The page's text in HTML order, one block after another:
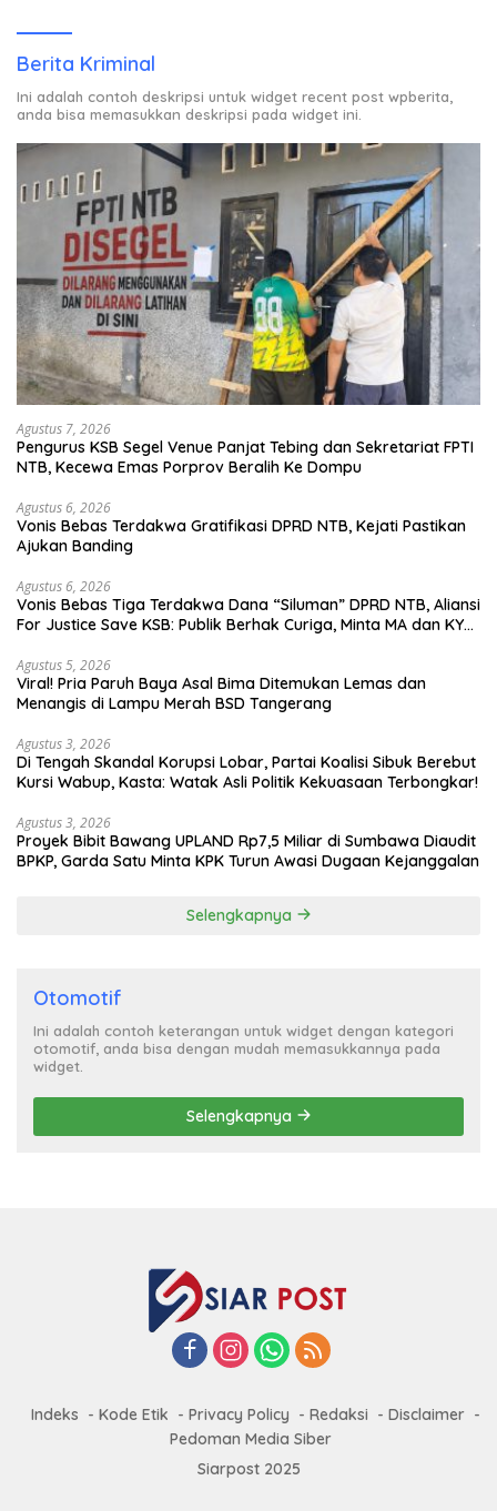
Berita Kriminal
Ini adalah contoh deskripsi untuk widget recent post wpberita,
anda bisa memasukkan deskripsi pada widget ini.
Agustus 7, 2026
Pengurus KSB Segel Venue Panjat Tebing dan Sekretariat FPTI
NTB, Kecewa Emas Porprov Beralih Ke Dompu
Agustus 6, 2026
Vonis Bebas Terdakwa Gratifikasi DPRD NTB, Kejati Pastikan
Ajukan Banding
Agustus 6, 2026
Vonis Bebas Tiga Terdakwa Dana “Siluman” DPRD NTB, Aliansi
For Justice Save KSB: Publik Berhak Curiga, Minta MA dan KY
Agustus 5, 2026
Viral! Pria Paruh Baya Asal Bima Ditemukan Lemas dan
Menangis di Lampu Merah BSD Tangerang
Agustus 3, 2026
Di Tengah Skandal Korupsi Lobar, Partai Koalisi Sibuk Berebut
Kursi Wabup, Kasta: Watak Asli Politik Kekuasaan Terbongkar!
Agustus 3, 2026
Proyek Bibit Bawang UPLAND Rp7,5 Miliar di Sumbawa Diaudit
BPKP, Garda Satu Minta KPK Turun Awasi Dugaan Kejanggalan
Selengkapnya
Otomotif
Ini adalah contoh keterangan untuk widget dengan kategori
otomotif, anda bisa dengan mudah memasukkannya pada
widget.
Selengkapnya
Indeks Kode Etik Privacy Policy Redaksi
Disclaimer
Pedoman Media Siber
Siarpost 2025